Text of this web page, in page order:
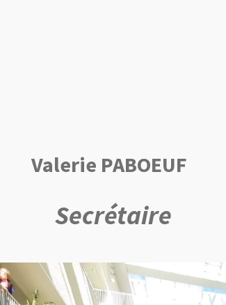
Valerie PABOEUF
Secrétaire